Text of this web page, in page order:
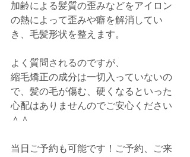
加齢による髪質の歪みなどをアイロン
の熱によって歪みや癖を解消してい
き、毛髪形状を整えます。
よく質問されるのですが、
縮毛矯正の成分は一切入っていないの
で、髪の毛が傷む、硬くなるといった
心配はありませんのでご安心ください
＾＾
当日ご予約も可能です！ご予約、ご来